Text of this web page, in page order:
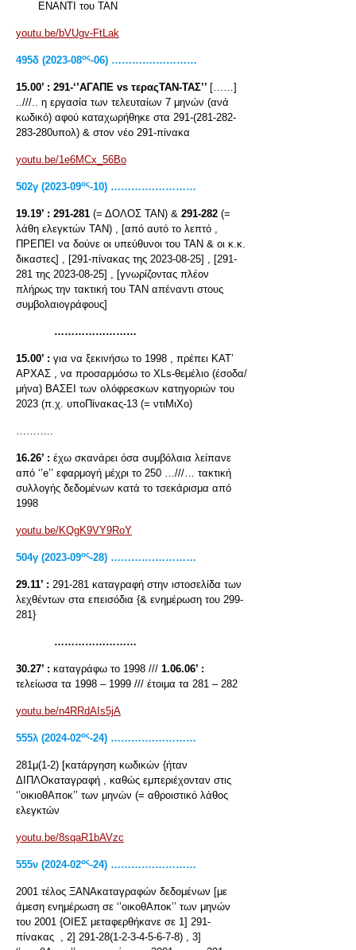
ΕΝΑΝΤΙ του ΤΑΝ
youtu.be/bVUgv-FtLak
495δ (2023-08ος-06) ………….…………
15.00’ : 291-‘’ΑΓΑΠΕ vs τεραςΤΑΝ-ΤΑΣ’’ [……]
..///.. η εργασία των τελευταίων 7 μηνών (ανά
κωδικό) αφού καταχωρήθηκε στα 291-(281-282-
283-280υπολ) & στον νέο 291-πίνακα
youtu.be/1e6MCx_56Bo
502γ (2023-09ος-10) ………….…………
19.19’ : 291-281 (= ΔΟΛΟΣ ΤΑΝ) & 291-282 (=
λάθη ελεγκτών ΤΑΝ) , [από αυτό το λεπτό ,
ΠΡΕΠΕΙ να δούνε οι υπεύθυνοι του ΤΑΝ & οι κ.κ.
δικαστες] , [291-πίνακας της 2023-08-25] , [291-
281 της 2023-08-25] , [γνωρίζοντας πλέον
πλήρως την τακτική του ΤΑΝ απέναντι στους
συμβολαιογράφους]
……………………
15.00’ : για να ξεκινήσω το 1998 , πρέπει ΚΑΤ’
ΑΡΧΑΣ , να προσαρμόσω το XLs-θεμέλιο (έσοδα/
μήνα) ΒΑΣΕΙ των ολόφρεσκων κατηγοριών του
2023 (π.χ. υποΠίνακας-13 (= ντιΜιΧο)
………..
16.26’ : έχω σκανάρει όσα συμβόλαια λείπανε
από ‘’e’’ εφαρμογή μέχρι το 250 …///… τακτική
συλλογής δεδομένων κατά το τσεκάρισμα από
1998
youtu.be/KQgK9VY9RoY
504γ (2023-09ος-28) ………….…………
29.11’ : 291-281 καταγραφή στην ιστοσελίδα των
λεχθέντων στα επεισόδια {& ενημέρωση του 299-
281}
……………………
30.27’ : καταγράφω το 1998 /// 1.06.06’ :
τελείωσα τα 1998 – 1999 /// έτοιμα τα 281 – 282
youtu.be/n4RRdAIs5jA
555λ (2024-02ος-24) ………….…………
281μ(1-2) [κατάργηση κωδικών {ήταν
ΔΙΠΛΟκαταγραφή , καθώς εμπεριέχονταν στις
‘’οικιοθΑποκ’’ των μηνών (= αθροιστικό λάθος
ελεγκτών
youtu.be/8sqaR1bAVzc
555ν (2024-02ος-24) ………….…………
2001 τέλος ΞΑΝΑκαταγραφών δεδομένων [με
άμεση ενημέρωση σε ‘’οικοθΑποκ’’ των μηνών
του 2001 {ΟΙΕΣ μεταφερθήκανε σε 1] 291-
πίνακας , 2] 291-28(1-2-3-4-5-6-7-8) , 3]